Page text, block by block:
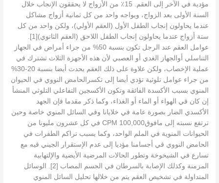
مؤدية في الآخر إلى العقم. 15٪ من الأزواج لا يحققون الإنجاب خلال
السنة الأولى بعد الزواج، ويواجه واحد من كل ثمانية أزواج مشاكل
عندما يحاولون إنجاب الطفل الأول (العقم الأولي)، ولكن واحد من كل
ستة أزواج عندما يحاولون إنجاب الطفل اللاحق (العقم الثانوي)[1].
عوامل العقم عند الرجل تكون بنسبة 50% من جراء أمراض في الجهاز
التناسلي أوالجهاز الغدي أو العصبي لأن هذه الأجهزة الثلاث تشترك في
عملية الإخصاب، ولكن علاوة على ذلك العقم يحدث أيضا بنسبة 20-30%
من جراء عوامل تلوثية تؤدي أيضا إلى تكسرالحامض النووي في الحيوان
المنوي بسبب الأكسدة الفائقة وتكون الأكسجين التفاعلي التلوثي المنشأ
إن كان في الهواء أو الماء أو الغذاء، وكما ذكر مقدما فإن الجهد
الأكسدي الضار بصورة عامة في خلايانا وفي السائل المنوي خاصة وحين
ترتفع نسبته إلى مافوقCPM 100,000 في كل عشرون مليونا من
الحيوانات المنوية في الملم الواحد، وكما يسبب تراكم الطفرات في
الحامض النووي في أجسامنا مؤديا إلى عدم الإستقرار الجيني فيه مع
تسارع في الشيخوخة وتطور الحالات المرضية الأيضية والإلتهابية
المزمنة وكذلك الإصابة بالسرطان في الجسم المصاب [2]. الوسائل
المتداولة في تشخيص العقم يتم من خلالها تحليل السائل المنوي